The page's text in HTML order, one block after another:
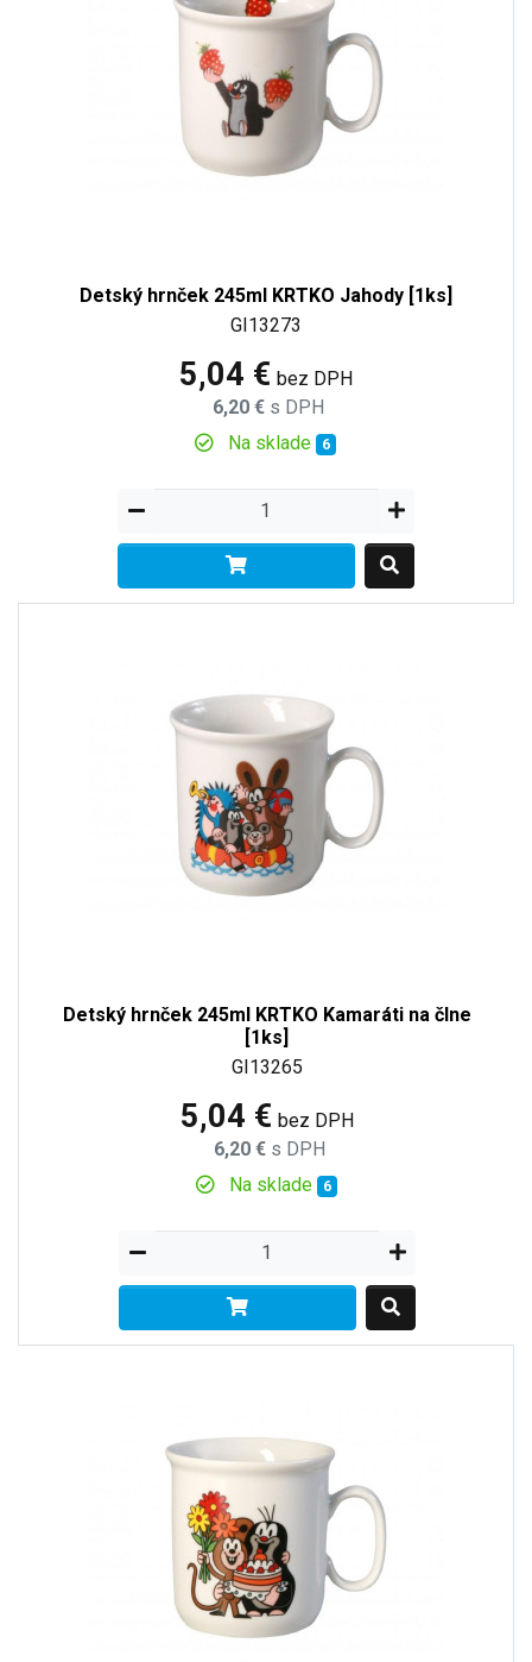
Detský hrnček 245ml KRTKO Jahody [1ks]
GI13273
5,04 € bez DPH
6,20 € s DPH
Na sklade 6
Detský hrnček 245ml KRTKO Kamaráti na člne
[1ks]
GI13265
5,04 € bez DPH
6,20 € s DPH
Na sklade 6